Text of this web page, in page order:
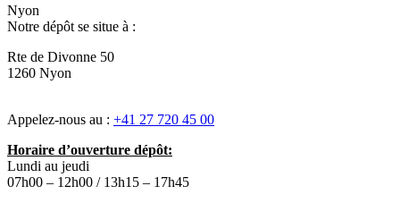
Nyon
Notre dépôt se situe à :
Rte de Divonne 50
1260 Nyon
Appelez-nous au : +41 27 720 45 00
Horaire d’ouverture dépôt:
Lundi au jeudi
07h00 – 12h00 / 13h15 – 17h45